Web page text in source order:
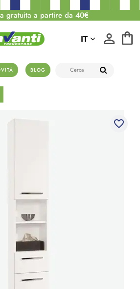
gratuita a partire da 40€
BLOG
IT
favorite_border